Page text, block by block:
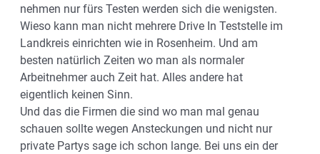
nehmen nur fürs Testen werden sich die wenigsten.
Wieso kann man nicht mehrere Drive In Teststelle im
Landkreis einrichten wie in Rosenheim. Und am
besten natürlich Zeiten wo man als normaler
Arbeitnehmer auch Zeit hat. Alles andere hat
eigentlich keinen Sinn.
Und das die Firmen die sind wo man mal genau
schauen sollte wegen Ansteckungen und nicht nur
private Partys sage ich schon lange. Bei uns ein der